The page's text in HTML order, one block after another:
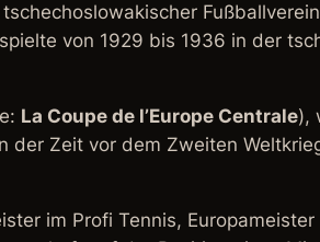
von 1929 bis 1936 in der
La Coupe de l’Europe Centrale),
Zeit vor dem Zweiten
im Profi Tennis,